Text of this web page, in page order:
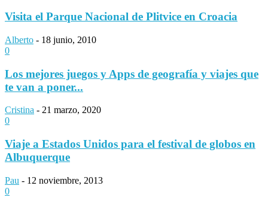
Visita el Parque Nacional de Plitvice en Croacia
Alberto - 18 junio, 2010
0
Los mejores juegos y Apps de geografía y viajes que
te van a poner...
Cristina - 21 marzo, 2020
0
Viaje a Estados Unidos para el festival de globos en
Albuquerque
Pau - 12 noviembre, 2013
0